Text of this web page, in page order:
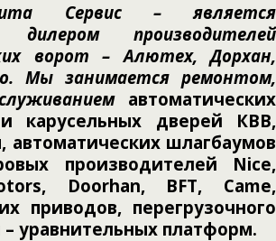
Сервис – является
дилером производителей
ворот – Алютех, Дорхан,
Мы занимается ремонтом,
автоматических
карусельных дверей КВВ,
автоматических шлагбаумов
производителей Nice,
Doorhan, BFT, Came,
приводов, перегрузочного
уравнительных платформ.